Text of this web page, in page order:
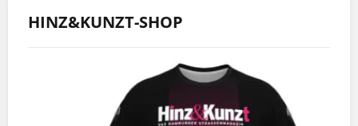
HINZ&KUNZT-SHOP